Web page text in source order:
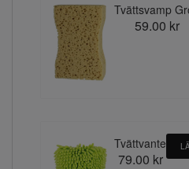
Tvättsvamp
59.00 kr
Tvättvante
79.00 kr